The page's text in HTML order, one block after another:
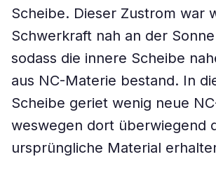
Scheibe. Dieser Zustrom war
Schwerkraft nah an der
sodass die innere Scheibe
aus NC-Materie bestand. In
Scheibe geriet wenig neue
weswegen dort überwiegend
ursprüngliche Material